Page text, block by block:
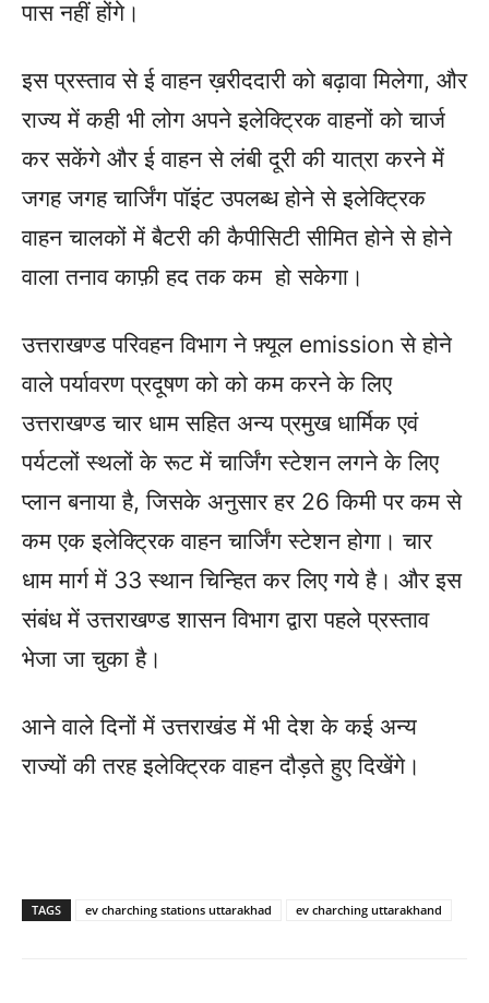
पास नहीं होंगे।
इस प्रस्ताव से ई वाहन ख़रीददारी को बढ़ावा मिलेगा, और
राज्य में कही भी लोग अपने इलेक्ट्रिक वाहनों को चार्ज
कर सकेंगे और ई वाहन से लंबी दूरी की यात्रा करने में
जगह जगह चार्जिंग पॉइंट उपलब्ध होने से इलेक्ट्रिक
वाहन चालकों में बैटरी की कैपीसिटी सीमित होने से होने
वाला तनाव काफ़ी हद तक कम हो सकेगा।
उत्तराखण्ड परिवहन विभाग ने फ़्यूल emission से होने
वाले पर्यावरण प्रदूषण को को कम करने के लिए
उत्तराखण्ड चार धाम सहित अन्य प्रमुख धार्मिक एवं
पर्यटलों स्थलों के रूट में चार्जिंग स्टेशन लगने के लिए
प्लान बनाया है, जिसके अनुसार हर 26 किमी पर कम से
कम एक इलेक्ट्रिक वाहन चार्जिंग स्टेशन होगा। चार
धाम मार्ग में 33 स्थान चिन्हित कर लिए गये है। और इस
संबंध में उत्तराखण्ड शासन विभाग द्वारा पहले प्रस्ताव
भेजा जा चुका है।
आने वाले दिनों में उत्तराखंड में भी देश के कई अन्य
राज्यों की तरह इलेक्ट्रिक वाहन दौड़ते हुए दिखेंगे।
TAGS ev charching stations uttarakhad ev charching uttarakhand